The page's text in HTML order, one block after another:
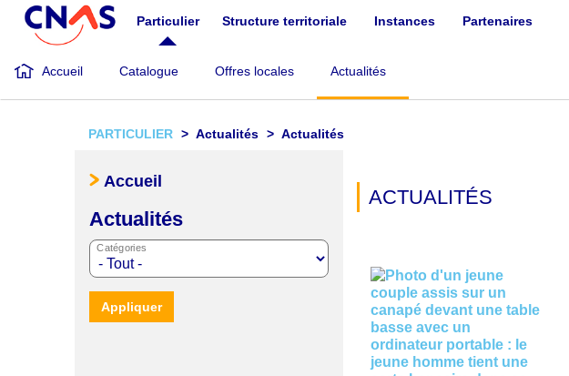
Aller
contenu
principal
Particulier Structure territoriale Instances Partenaires
Accueil Catalogue Offres locales Actualités
PARTICULIER Actualités Actualités
Accueil
Actualités
Catégories
Appliquer
ACTUALITÉS